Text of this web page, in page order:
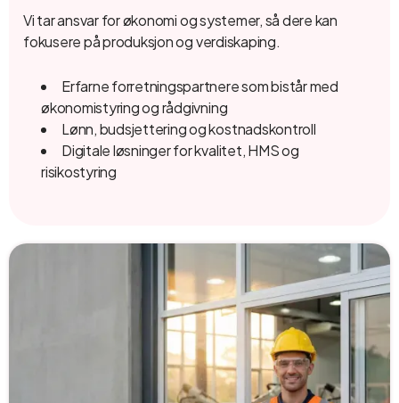
Vi tar ansvar for økonomi og systemer, så dere kan
fokusere på produksjon og verdiskaping.
Erfarne forretningspartnere som bistår med
økonomistyring og rådgivning
Lønn, budsjettering og kostnadskontroll
Digitale løsninger for kvalitet, HMS og
risikostyring